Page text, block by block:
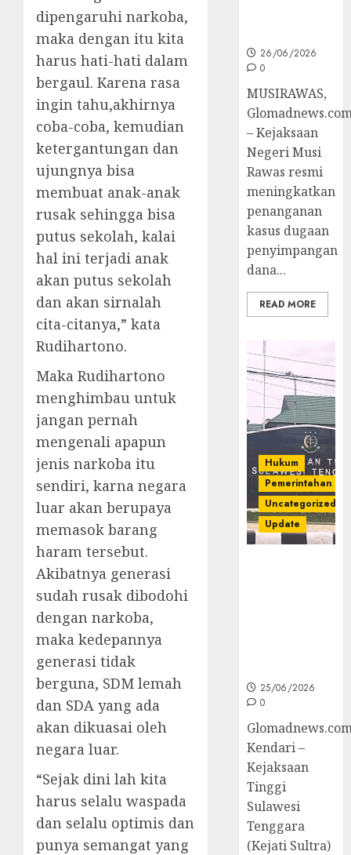
dipengaruhi narkoba,
maka dengan itu kita
harus hati-hati dalam
bergaul. Karena rasa
ingin tahu,akhirnya
coba-coba, kemudian
ketergantungan dan
ujungnya bisa
membuat anak-anak
rusak sehingga bisa
putus sekolah, kalai
hal ini terjadi anak
akan putus sekolah
dan akan sirnalah
cita-citanya,” kata
Rudihartono.
Maka Rudihartono
menghimbau untuk
jangan pernah
mengenali apapun
jenis narkoba itu
sendiri, karna negara
luar akan berupaya
memasok barang
haram tersebut.
Akibatnya generasi
sudah rusak dibodohi
dengan narkoba,
maka kedepannya
generasi tidak
berguna, SDM lemah
dan SDA yang ada
akan dikuasai oleh
negara luar.
“Sejak dini lah kita
harus selalu waspada
dan selalu optimis dan
punya semangat yang
26/06/2026
0
MUSIRAWAS,
– Kejaksaan
Negeri Musi
Rawas resmi
meningkatkan
penanganan
kasus dugaan
penyimpangan
dana...
READ MORE
Hukum
Pemerintahan
Uncategorized
Update
25/06/2026
0
Kendari –
Kejaksaan
Tinggi
Sulawesi
Tenggara
(Kejati Sultra)